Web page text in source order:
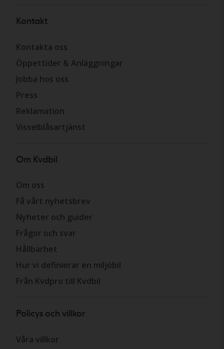
Kontakt
Kontakta oss
Öppettider & Anläggningar
Jobba hos oss
Press
Reklamation
Visselblåsartjänst
Om Kvdbil
Om oss
Få vårt nyhetsbrev
Nyheter och guider
Frågor och svar
Hållbarhet
Hur vi definierar en miljöbil
Från Kvdpro till Kvdbil
Policys och villkor
Våra villkor